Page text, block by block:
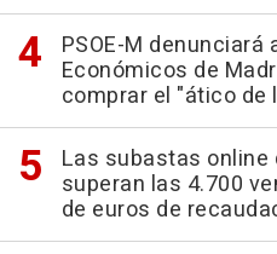
PSOE-M
Económicos de
comprar el "ático de
Las subastas
superan las 4.700
de euros de